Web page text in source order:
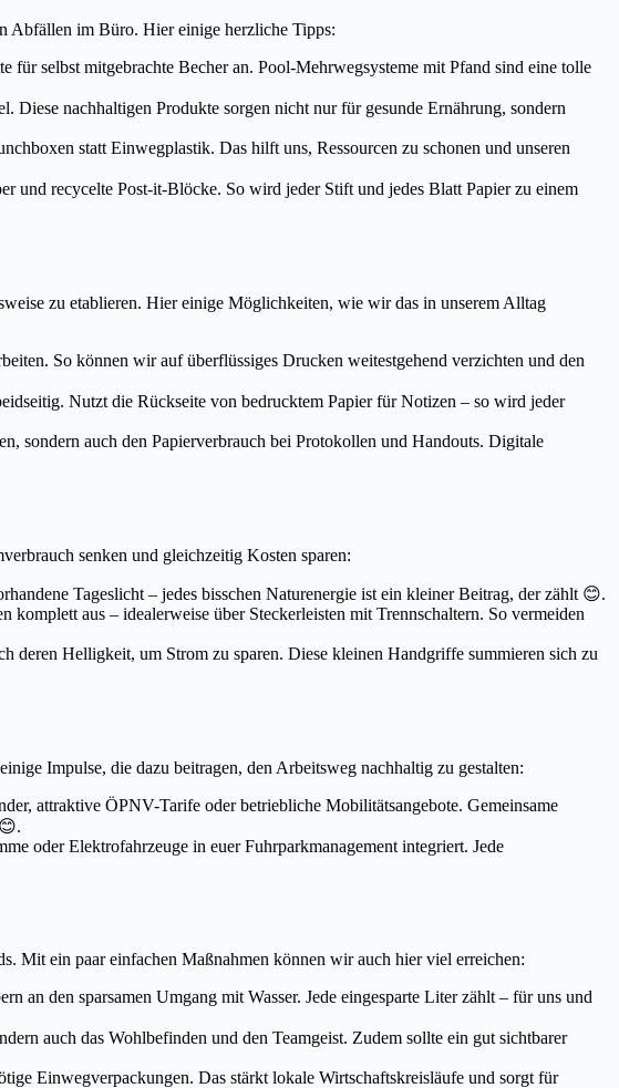
Abfällen im Büro. Hier einige herzliche Tipps:
selbst mitgebrachte Becher an. Pool-Mehrwegsysteme mit Pfand sind eine tolle
nachhaltigen Produkte sorgen nicht nur für gesunde Ernährung, sondern
statt Einwegplastik. Das hilft uns, Ressourcen zu schonen und unseren
und recycelte Post-it-Blöcke. So wird jeder Stift und jedes Blatt Papier zu einem
zu etablieren. Hier einige Möglichkeiten, wie wir das in unserem Alltag
So können wir auf überflüssiges Drucken weitestgehend verzichten und den
Nutzt die Rückseite von bedrucktem Papier für Notizen – so wird jeder
sondern auch den Papierverbrauch bei Protokollen und Handouts. Digitale
senken und gleichzeitig Kosten sparen:
Tageslicht – jedes bisschen Naturenergie ist ein kleiner Beitrag, der zählt 😊.
komplett aus – idealerweise über Steckerleisten mit Trennschaltern. So vermeiden
deren Helligkeit, um Strom zu sparen. Diese kleinen Handgriffe summieren sich zu
Impulse, die dazu beitragen, den Arbeitsweg nachhaltig zu gestalten:
attraktive ÖPNV-Tarife oder betriebliche Mobilitätsangebote. Gemeinsame
oder Elektrofahrzeuge in euer Fuhrparkmanagement integriert. Jede
Mit ein paar einfachen Maßnahmen können wir auch hier viel erreichen:
an den sparsamen Umgang mit Wasser. Jede eingesparte Liter zählt – für uns und
auch das Wohlbefinden und den Teamgeist. Zudem sollte ein gut sichtbarer
Einwegverpackungen. Das stärkt lokale Wirtschaftskreisläufe und sorgt für